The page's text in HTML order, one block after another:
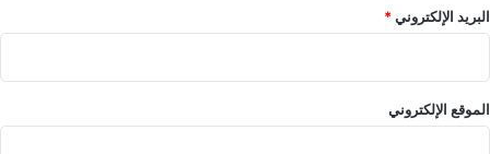
البريد الإلكتروني*
الموقع الإلكتروني